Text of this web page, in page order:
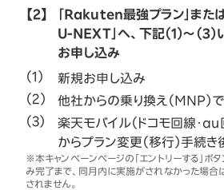
【2】
「Rakuten最強プラン」ま
U-NEXT」へ、下記（1）～（3
お申し込み
新規お申し込み
他社からの乗り換え（MNP）
楽天モバイル（ドコモ回線・
からプラン変更（移行）手続き
※本キャンペーンページの「エントリーする」ボ
み完了まで、同月内に実施がされなかった場合
されません。